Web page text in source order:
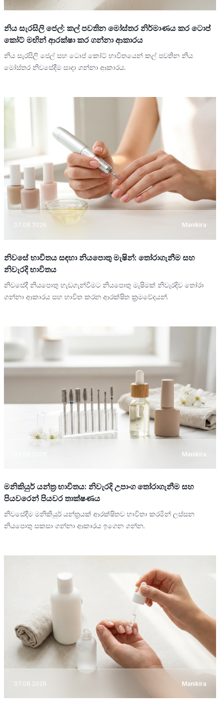
නිය සැරසිලි ජෙල්: කල් පවතින මෝස්තර නිර්මාණය කර ටොප්
කෝට් මඟින් ආරක්ෂා කර ගන්නා ආකාරය
නිය සැරසිලි ජෙල් සහ ටොප් කෝට් භාවිතයෙන් කල් පවතින නිය
මෝස්තර නිවසේදීම සාදා ගන්නා ආකාරය.
07.08.2026 Manikira
නිවසේ භාවිතය සඳහා නියපොතු මැෂින්: තෝරාගැනීම සහ
නිවැරදි භාවිතය
නිවසේදී නියපොතු හැඩගැන්වීමට නියපොතු මැෂිමක් නිවැරදිව තෝරා
ගන්නා ආකාරය සහ භාවිත කරන ආරක්ෂිත ක්‍රමවේදයන්.
Manikira
මනිකියුර් යන්ත්‍ර භාවිතය: නිවැරදි උපාංග තෝරාගැනීම සහ
පියවරෙන් පියවර තාක්ෂණය
නිවසේදීම මනිකියුර් යන්ත්‍රයක් ආරක්ෂිතව භාවිතා කරමින් ලස්සන
නියපොතු සකසා ගන්නා ආකාරය ඉගෙන ගන්න.
07.08.2026 Manikira